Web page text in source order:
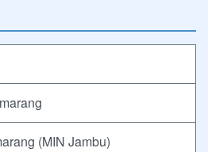
(MIN Jambu)